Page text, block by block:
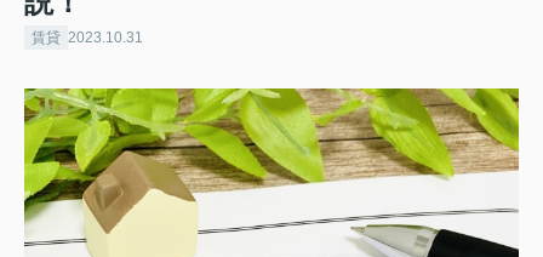
賃貸 2023.10.31